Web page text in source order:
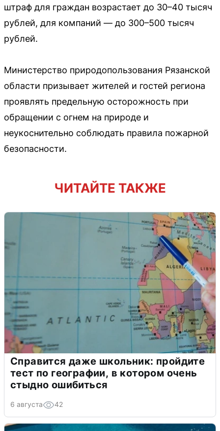
штраф для граждан возрастает до 30–40 тысяч
рублей, для компаний — до 300–500 тысяч
рублей.
Министерство природопользования Рязанской
области призывает жителей и гостей региона
проявлять предельную осторожность при
обращении с огнем на природе и
неукоснительно соблюдать правила пожарной
безопасности.
ЧИТАЙТЕ ТАКЖЕ
Справится даже школьник: пройдите
тест по географии, в котором очень
стыдно ошибиться
6 августа 42